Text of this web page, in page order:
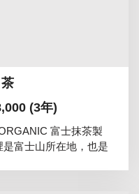
(3年)
富士抹茶製
富士山所在地，也是